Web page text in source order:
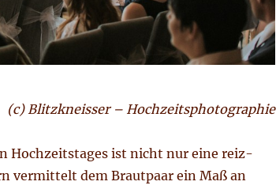
(c) Blitzkneisser – Hochzeitsphotographie
Hochzeitstages ist nicht nur eine reiz-
vermittelt dem Brautpaar ein Maß an